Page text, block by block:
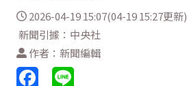
2026-04-19 15:07(04-19 15:27更新)
新聞引據：中央社
作者：新聞編輯